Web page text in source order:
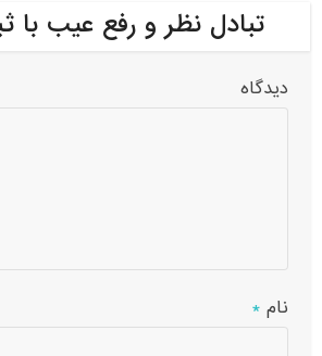
تبادل نظر و رفع عیب با
دیدگاه
نام*